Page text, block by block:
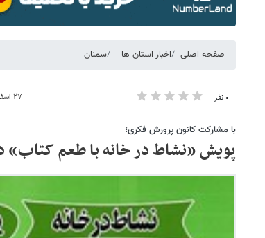
صفحه اصلی اخبار استان ها سمنان
۰ نفر ۲۷ اسفند ۱۳۹۸ - ۱۷:۳۸
با مشارکت کانون پرورش فکری؛
پویش «نشاط در خانه با طعم کتاب»